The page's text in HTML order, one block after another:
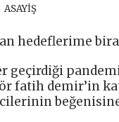
ASAYİŞ
hedeflerime
geçirdiği
demir’in